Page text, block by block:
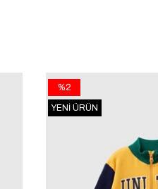
%2
YENI ÜRÜN